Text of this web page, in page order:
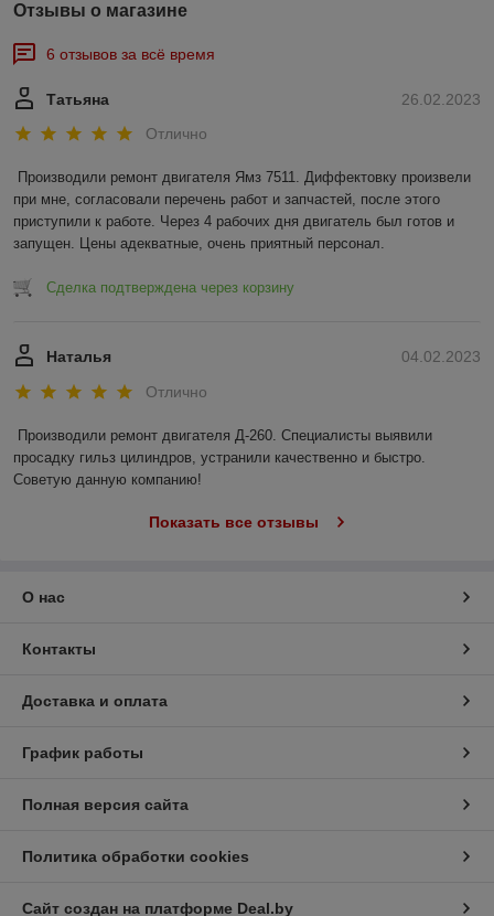
Отзывы о магазине
6 отзывов за всё время
26.02.2023
Татьяна
Отлично
Производили ремонт двигателя Ямз 7511. Диффектовку произвели
при мне, согласовали перечень работ и запчастей, после этого
приступили к работе. Через 4 рабочих дня двигатель был готов и
запущен. Цены адекватные, очень приятный персонал.
Сделка подтверждена через корзину
04.02.2023
Наталья
Отлично
Производили ремонт двигателя Д-260. Специалисты выявили
просадку гильз цилиндров, устранили качественно и быстро.
Советую данную компанию!
Показать все отзывы
О нас
Контакты
Доставка и оплата
График работы
Полная версия сайта
Политика обработки cookies
Сайт создан на платформе Deal.by